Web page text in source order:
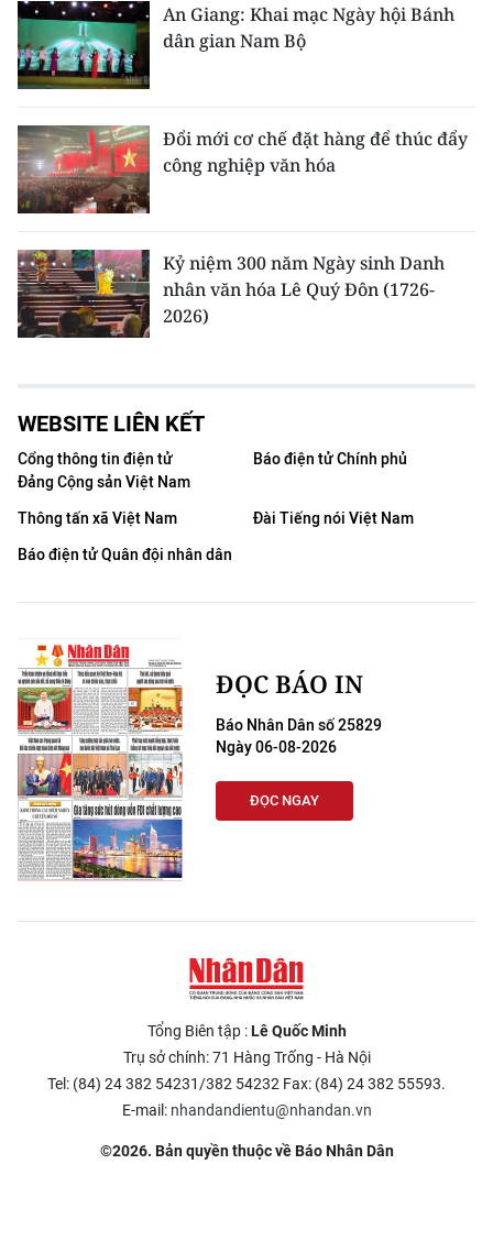
An Giang: Khai mạc Ngày hội Bánh
dân gian Nam Bộ
Đổi mới cơ chế đặt hàng để thúc đẩy
công nghiệp văn hóa
Kỷ niệm 300 năm Ngày sinh Danh
nhân văn hóa Lê Quý Đôn (1726-
2026)
WEBSITE LIÊN KẾT
Cổng thông tin điện tử
Đảng Cộng sản Việt Nam
Báo điện tử Chính phủ
Thông tấn xã Việt Nam
Đài Tiếng nói Việt Nam
Báo điện tử Quân đội nhân dân
ĐỌC BÁO IN
Báo Nhân Dân số 25829
Ngày 06-08-2026
ĐỌC NGAY
Tổng Biên tập :Lê Quốc Minh
Trụ sở chính: 71 Hàng Trống - Hà Nội
Tel: (84) 24 382 54231/382 54232 Fax: (84) 24 382 55593.
E-mail: nhandandientu@nhandan.vn
©2026. Bản quyền thuộc về Báo Nhân Dân